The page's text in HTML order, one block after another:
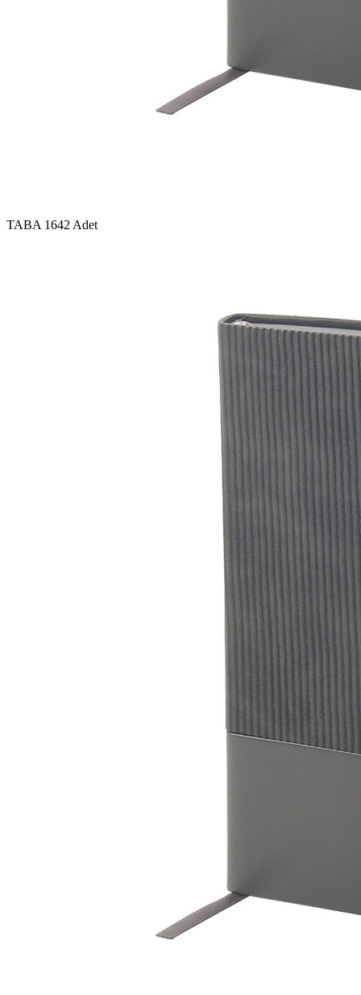
TABA 1642 Adet